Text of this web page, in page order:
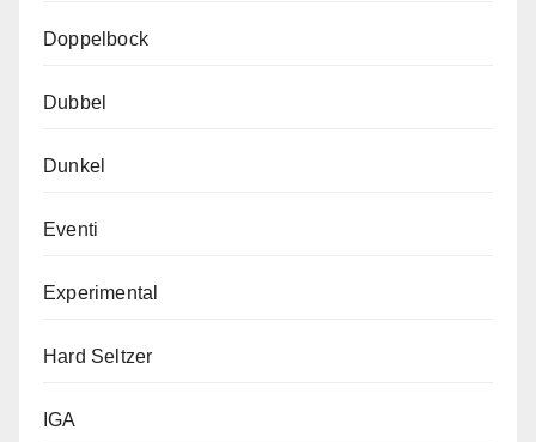
Doppelbock
Dubbel
Dunkel
Eventi
Experimental
Hard Seltzer
IGA